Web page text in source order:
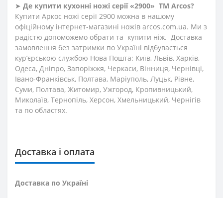
➤ Де купити кухонні ножі серії «2900» ТМ Arcos?
Купити Аркос ножі серії 2900 можна в нашому
офіційному інтернет-магазині ножів arcos.com.ua. Ми з
радістю допоможемо обрати та купити ніж. Доставка
замовлення без затримки по Україні відбувається
кур’єрською службою Нова Пошта: Київ, Львів, Харків,
Одеса, Дніпро, Запоріжжя, Черкаси, Вінниця, Чернівці,
Івано-Франківськ, Полтава, Маріуполь, Луцьк, Рівне,
Суми, Полтава, Житомир, Ужгород, Кропивницький,
Миколаїв, Тернопіль, Херсон, Хмельницький, Чернігів
та по областях.
Доставка і оплата
Доставка по Україні